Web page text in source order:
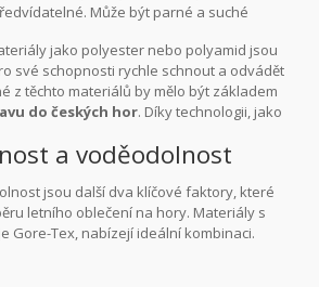
Může být parné a suché
které zajistí optimální mikroklima těla a
Bavlna, byť příjemná na omak, se pro
jelikož když se namočí, pomalu schne a
izolační schopnosti.
jako polyester nebo polyamid jsou
své schopnosti rychle schnout a odvádět
z těchto materiálů by mělo být základem
do českých hor. Díky technologii, jako
také často používá pro svou schopnost
a přitom umožňuje pokožce dýchat,
neutralizuje zápach.
a voděodolnost
jsou další dva klíčové faktory, které
letního oblečení na hory. Materiály s
Gore-Tex, nabízejí ideální kombinaci.